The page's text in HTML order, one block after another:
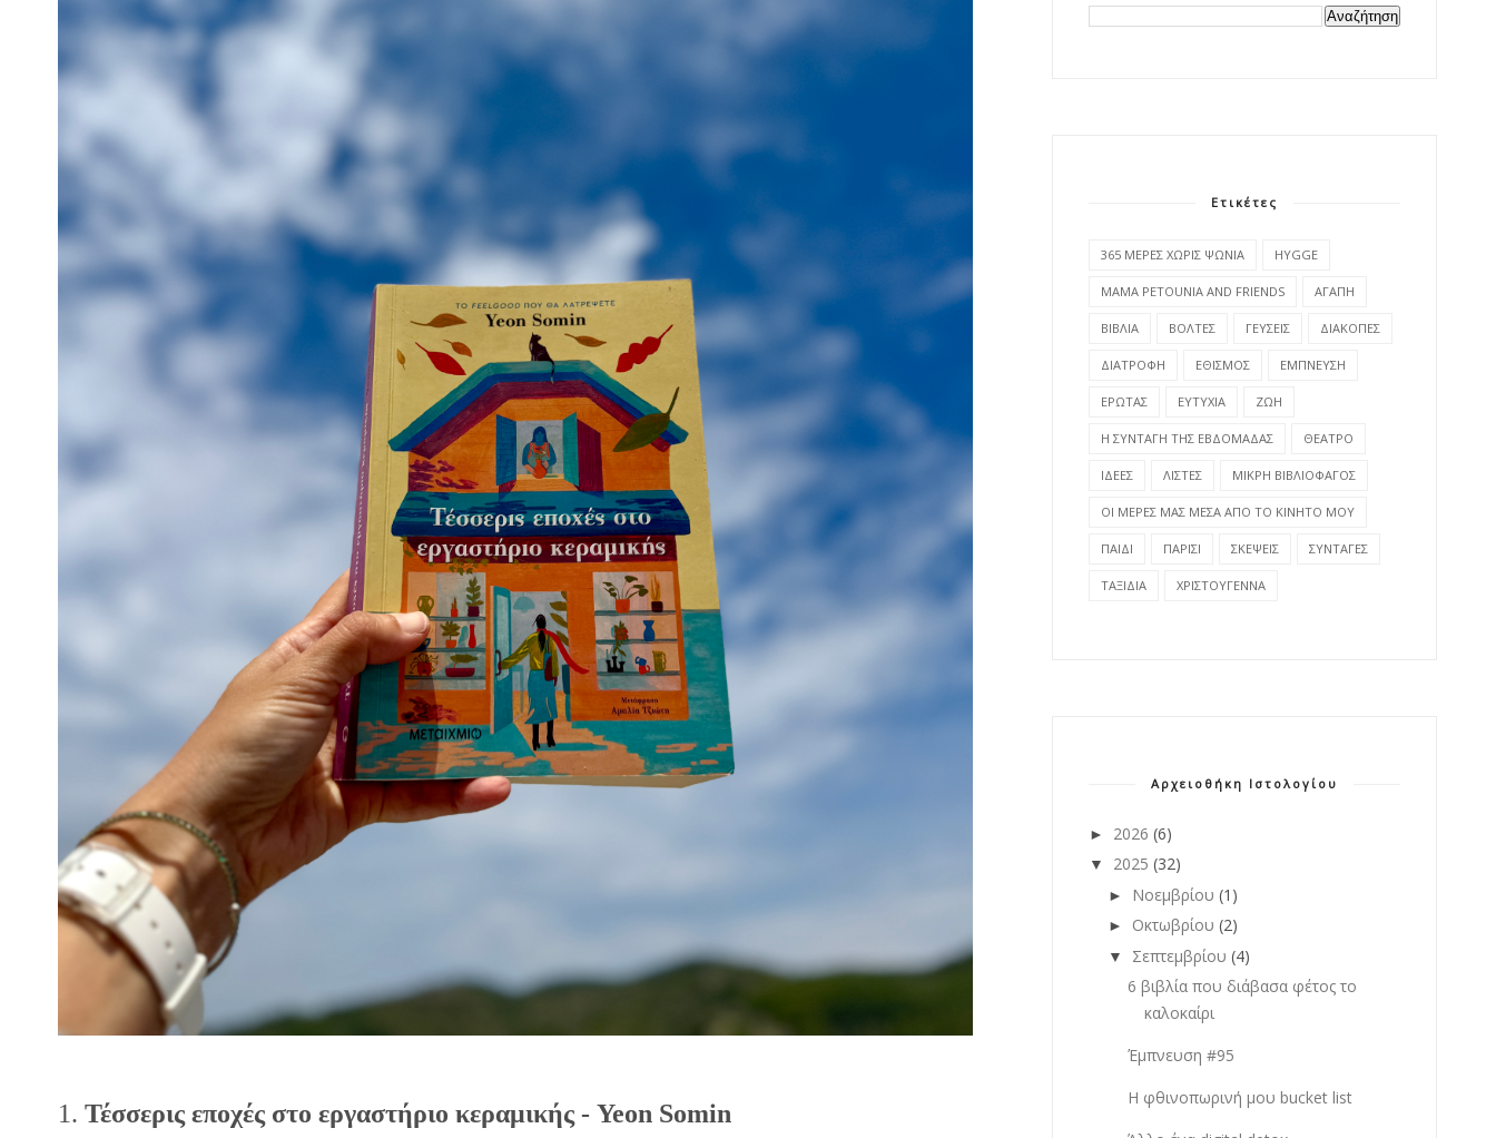
1. Τέσσερις εποχές στο εργαστήριο κεραμικής - Yeon Somin
Ετικέτες
365 ΜΕΡΕΣ ΧΩΡΙΣ ΨΩΝΙΑ HYGGE
MAMA PETOUNIA AND FRIENDS ΑΓΑΠΗ
ΒΙΒΛΙΑ ΒΟΛΤΕΣ ΓΕΥΣΕΙΣ ΔΙΑΚΟΠΕΣ
ΔΙΑΤΡΟΦΗ ΕΘΙΣΜΟΣ ΕΜΠΝΕΥΣΗ
ΕΡΩΤΑΣ ΕΥΤΥΧΙΑ ΖΩΗ
Η ΣΥΝΤΑΓΗ ΤΗΣ ΕΒΔΟΜΑΔΑΣ ΘΕΑΤΡΟ
ΙΔΕΕΣ ΛΙΣΤΕΣ ΜΙΚΡΗ ΒΙΒΛΙΟΦΑΓΟΣ
ΟΙ ΜΕΡΕΣ ΜΑΣ ΜΕΣΑ ΑΠΟ ΤΟ ΚΙΝΗΤΟ ΜΟΥ
ΠΑΙΔΙ ΠΑΡΙΣΙ ΣΚΕΨΕΙΣ ΣΥΝΤΑΓΕΣ
ΤΑΞΙΔΙΑ ΧΡΙΣΤΟΥΓΕΝΝΑ
Αρχειοθήκη Ιστολογίου
► 2026 (6)
▼ 2025 (32)
► Νοεμβρίου (1)
► Οκτωβρίου (2)
▼ Σεπτεμβρίου (4)
6 βιβλία που διάβασα φέτος το
καλοκαίρι
Έμπνευση #95
Η φθινοπωρινή μου bucket list